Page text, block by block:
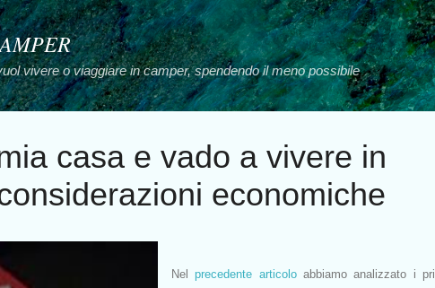
Passa ai contenuti principali
vivere o viaggiare in camper, spendendo il meno possibile
casa e vado a vivere in
economiche
Nelprecedente articoloabbiamo analizzato i